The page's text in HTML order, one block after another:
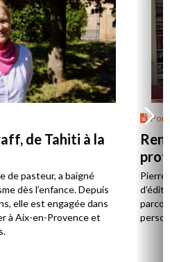
de Tahiti à la
de pasteur, a baigné
dès l’enfance. Depuis
elle est engagée dans
à Aix-en-Provence et